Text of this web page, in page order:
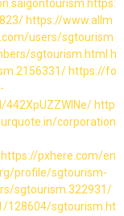
https:
https://www.allm
users/sgtourism
sgtourism.html h
https://fo
http
corporation
https://pxhere.com/en
profile/sgtourism-
sgtourism.322931/
128604/sgtourism.ht